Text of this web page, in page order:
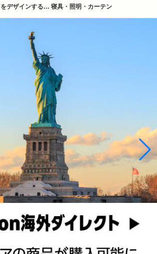
デザインする… 寝具・照明・カーテン